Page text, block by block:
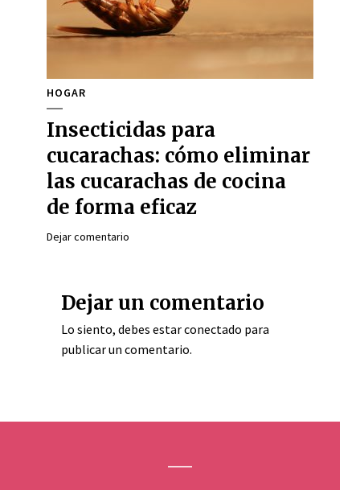
HOGAR
Insecticidas para
cucarachas: cómo eliminar
las cucarachas de cocina
de forma eficaz
Dejar comentario
Dejar un comentario
Lo siento, debes estarconectado para
publicar un comentario.